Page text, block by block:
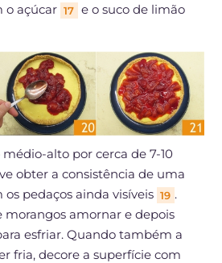
o açúcar 17 e o suco de limão
alto por cerca de 7-10
obter a consistência de uma
pedaços ainda visíveis 19 .
morangos amornar e depois
esfriar. Quando também a
fria, decore a superfície com